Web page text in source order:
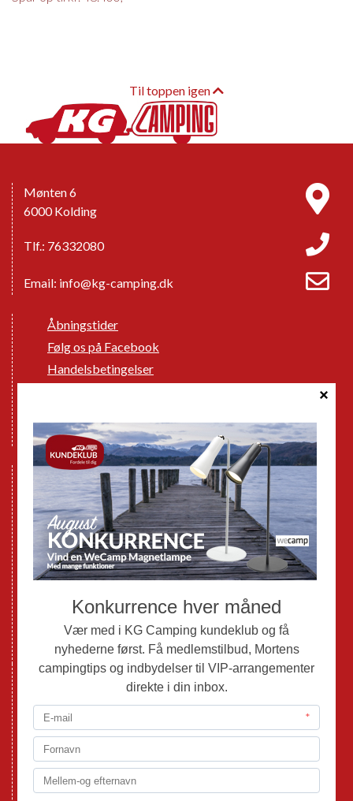
Til toppen igen
Mønten 6
6000 Kolding
Tlf.: 76332080
Email: info@kg-camping.dk
Åbningstider
Følg os på Facebook
Handelsbetingelser
GPDR - Optagelse af foto og video
Nye Campingvogne
Nye Autocampere og Vans
Brugte Campingvogne
Brugte Autocampere og Vans
Webshop
Mortens Campingtips
KG Camping Kundeklub
Nyheder
Adria
Adria Autocampere
Eriba
Fendt
Hobby